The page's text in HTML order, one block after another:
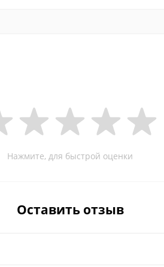
Нажмите, для быстрой оценки
Оставить отзыв